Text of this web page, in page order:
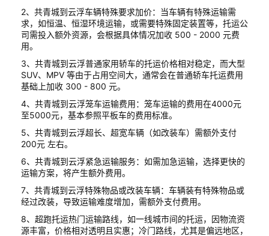
2、共青城到云浮车辆特殊要求加价：当车辆有特殊运输需
求，如恒温、恒湿环境运输，或需要特殊固定装置等，托运公
司需投入额外资源，会根据具体情况加收 500 - 2000 元费
用。
3、共青城到云浮普通家用轿车的托运价格相对稳定，而大型
SUV、MPV 等由于占用空间大，通常会在普通轿车托运费用
基础上加收 300 - 800 元。
4、共青城到云浮笼车运输费用：笼车运输的费用在4000元
至5000元，基本参照平板车的费用标准。
5、共青城到云浮超长、超宽车辆（如改装车）需额外支付
200元 左右。
6、共青城到云浮紧急运输服务：如需加急运输，选择更快的
运输方案，将产生额外费用。
7、共青城到云浮特殊物品或改装车辆：车辆装有特殊物品或
经过改装，导致运输难度增加，需额外支付费用。
8、超跑托运热门运输路线，如一线城市间的托运，因物流资
源丰富，价格相对透明且实惠；冷门路线，尤其是偏远地区，